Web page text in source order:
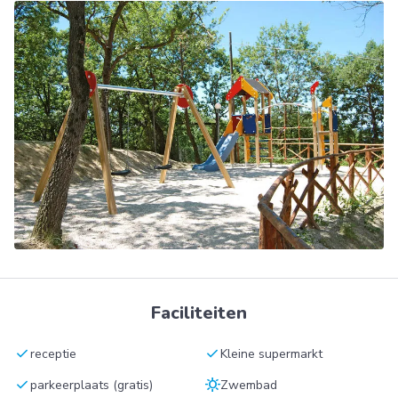
Faciliteiten
checkreceptie checkKleine supermarkt
checkparkeerplaats (gratis) sunnyZwembad